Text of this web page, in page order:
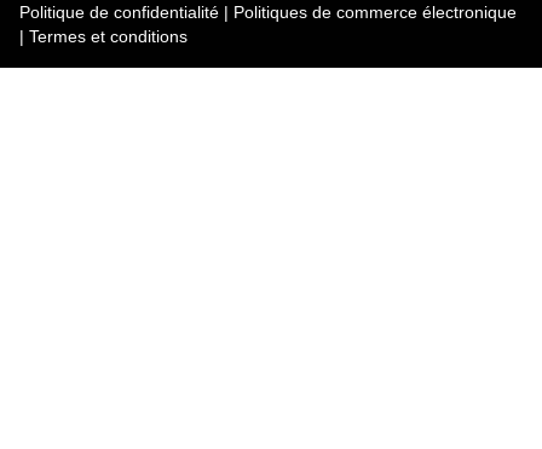
Politique de confidentialité | Politiques de commerce électronique
| Termes et conditions